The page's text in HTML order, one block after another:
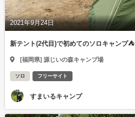
2021年9月24日
新テント(2代目)で初めてのソロキャンプ⛺
[福岡県] 源じいの森キャンプ場
ソロ フリーサイト
すまいるキャンプ